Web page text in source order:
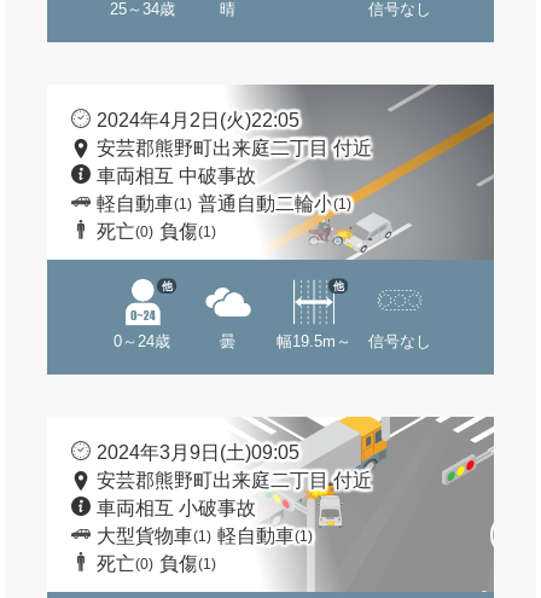
25～34歳 晴 信号なし
2024年4月2日(火)22:05
安芸郡熊野町出来庭二丁目 付近
車両相互 中破事故
軽自動車(1) 普通自動二輪小(1)
死亡(0) 負傷(1)
0～24歳
他
曇 幅19.5m～
他
信号なし
2024年3月9日(土)09:05
安芸郡熊野町出来庭二丁目 付近
車両相互 小破事故
大型貨物車(1) 軽自動車(1)
死亡(0) 負傷(1)